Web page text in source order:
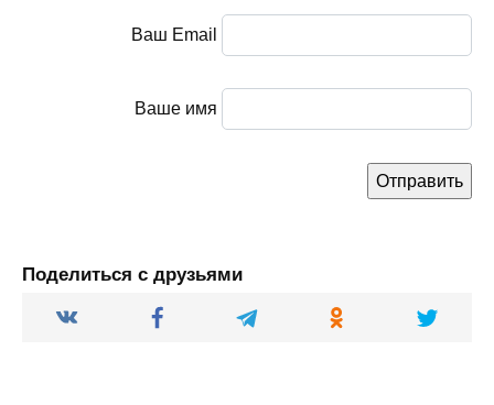
Ваш Email
Ваше имя
Поделиться с друзьями